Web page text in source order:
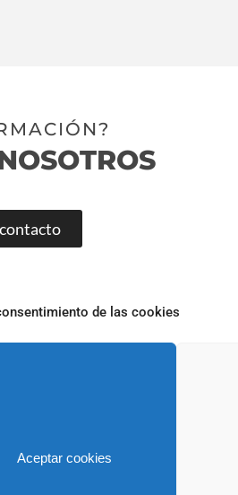
de las cookies
Aceptar cookies
Política de privacidad